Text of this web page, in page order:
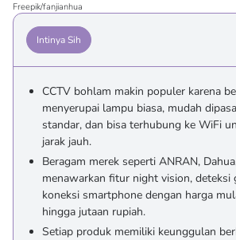
Freepik/fanjianhua
Intinya Sih
CCTV bohlam makin populer karena
menyerupai lampu biasa, mudah
standar, dan bisa terhubung ke WiFi
jarak jauh.
Beragam merek seperti ANRAN,
menawarkan fitur night vision, deteksi
koneksi smartphone dengan harga
hingga jutaan rupiah.
Setiap produk memiliki keunggulan